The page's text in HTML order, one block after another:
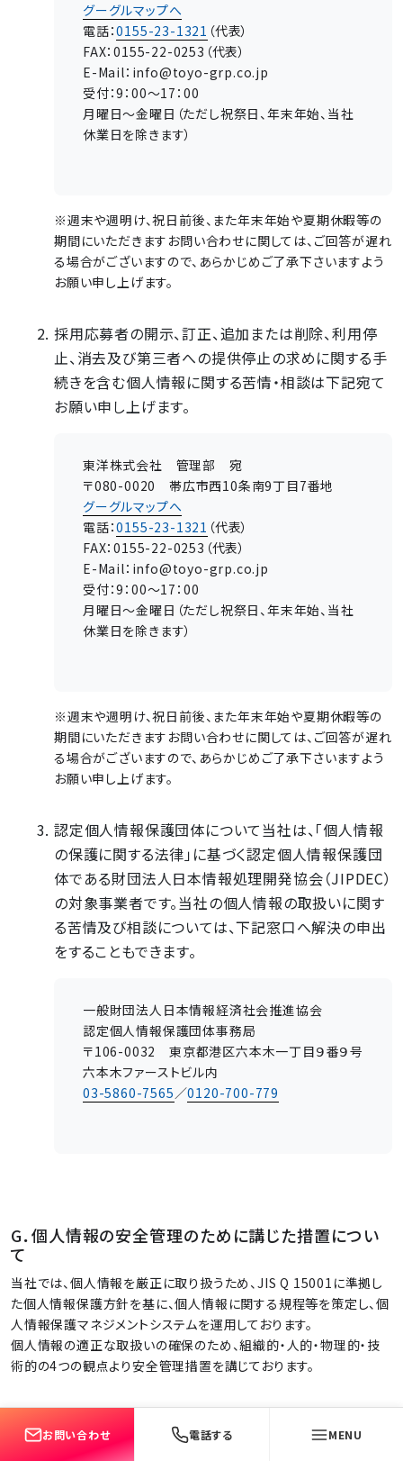
お問い合わせ 電話する MENU
グーグルマップへ
電話：0155-23-1321 （代表）
FAX：0155-22-0253（代表）
E-Mail：info@toyo-grp.co.jp
受付：9：00～17：00
月曜日～金曜日（ただし祝祭日、年末年始、当社
休業日を除きます）
※週末や週明け、祝日前後、また年末年始や夏期休暇等の
期間にいただきますお問い合わせに関しては、ご回答が遅れ
る場合がございますので、あらかじめご了承下さいますよう
お願い申し上げます。
採用応募者の開示、訂正、追加または削除、利用停
止、消去及び第三者への提供停止の求めに関する手
続きを含む個人情報に関する苦情・相談は下記宛て
お願い申し上げます。
東洋株式会社 管理部 宛
〒080-0020 帯広市西10条南9丁目7番地
グーグルマップへ
電話：0155-23-1321 （代表）
FAX：0155-22-0253（代表）
E-Mail：info@toyo-grp.co.jp
受付：9：00～17：00
月曜日～金曜日（ただし祝祭日、年末年始、当社
休業日を除きます）
※週末や週明け、祝日前後、また年末年始や夏期休暇等の
期間にいただきますお問い合わせに関しては、ご回答が遅れ
る場合がございますので、あらかじめご了承下さいますよう
お願い申し上げます。
認定個人情報保護団体について当社は、「個人情報
の保護に関する法律」に基づく認定個人情報保護団
体である財団法人日本情報処理開発協会（JIPDEC）
の対象事業者です。当社の個人情報の取扱いに関す
る苦情及び相談については、下記窓口へ解決の申出
をすることもできます。
一般財団法人日本情報経済社会推進協会
認定個人情報保護団体事務局
〒106-0032 東京都港区六本木一丁目９番９号
六本木ファーストビル内
03-5860-7565／0120-700-779
G．個人情報の安全管理のために講じた措置につい
て
当社では、個人情報を厳正に取り扱うため、JIS Q 15001に準拠し
た個人情報保護方針を基に、個人情報に関する規程等を策定し、個
人情報保護マネジメントシステムを運用しております。
個人情報の適正な取扱いの確保のため、組織的・人的・物理的・技
術的の4つの観点より安全管理措置を講じております。
H．本ポリシーの改訂について
当社では、利用目的の変更、安全性向上、また、関連法令及び規範